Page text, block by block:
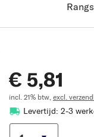
€ 5,81
incl. 21% btw, excl.
Levertijd: 2-3